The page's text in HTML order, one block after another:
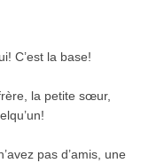
C’est la base!
la petite sœur,
pas d’amis, une